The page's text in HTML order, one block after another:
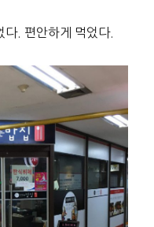
다. 편안하게 먹었다.